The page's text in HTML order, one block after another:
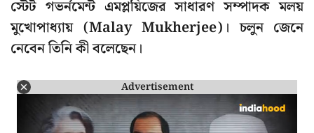
স্টেট গভর্নমেন্ট এমপ্লয়িজের সাধারণ সম্পাদক মলয়
মুখোপাধ্যায় (Malay Mukherjee)। চলুন জেনে
নেবেন তিনি কী বলেছেন।
Advertisement